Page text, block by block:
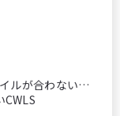
ルが合わない…